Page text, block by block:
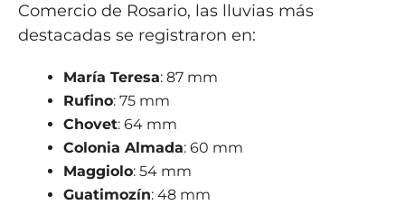
Comercio de Rosario, las lluvias más
destacadas se registraron en:
María Teresa: 87 mm
Rufino: 75 mm
Chovet: 64 mm
Colonia Almada: 60 mm
Maggiolo: 54 mm
Guatimozín: 48 mm